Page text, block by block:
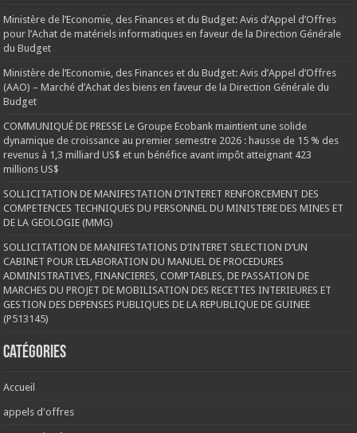
Ministère de l’Economie, des Finances et du Budget: Avis d’Appel d’Offres
pour l’Achat de matériels informatiques en faveur de la Direction Générale
du Budget
Ministère de l’Economie, des Finances et du Budget: Avis d’Appel d’Offres
(AAO) – Marché d’Achat des biens en faveur de la Direction Générale du
Budget
COMMUNIQUÉ DE PRESSE Le Groupe Ecobank maintient une solide
dynamique de croissance au premier semestre 2026 : hausse de 15 % des
revenus à 1,3 milliard US$ et un bénéfice avant impôt atteignant 423
millions US$
SOLLICITATION DE MANIFESTATION D’INTERET RENFORCEMENT DES
COMPETENCES TECHNIQUES DU PERSONNEL DU MINISTERE DES MINES ET
DE LA GEOLOGIE (MMG)
SOLLICITATION DE MANIFESTATIONS D’INTERET SELECTION D’UN
CABINET POUR L’ELABORATION DU MANUEL DE PROCEDURES
ADMINISTRATIVES, FINANCIERES, COMPTABLES, DE PASSATION DE
MARCHES DU PROJET DE MOBILISATION DES RECETTES INTERIEURES ET
GESTION DES DEPENSES PUBLIQUES DE LA REPUBLIQUE DE GUINEE
(P513145)
Catégories
Accueil
appels d'offres